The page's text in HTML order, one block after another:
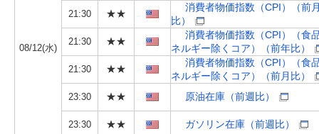
08/12(水)
21:30 ★★
消費者物価指数（CPI）（前
比）
21:30 ★★
消費者物価指数（CPI）（食
ネルギー除くコア）（前年比）
21:30 ★★
消費者物価指数（CPI）（食
ネルギー除くコア）（前月比）
23:30 ★★ 原油在庫（前週比）
23:30 ★★ ガソリン在庫（前週比）